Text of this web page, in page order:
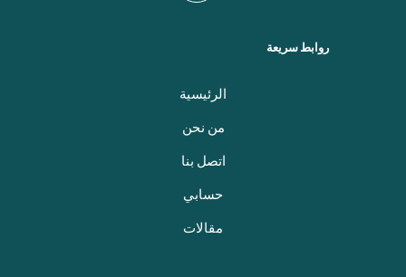
روابط سريعة
الرئيسية
من نحن
اتصل بنا
حسابي
مقالات